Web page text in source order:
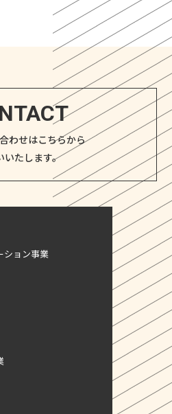
わせはこちらから
いたします。
ション事業